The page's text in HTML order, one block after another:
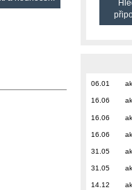
06.01
16.06
16.06
16.06
31.05
31.05
14.12